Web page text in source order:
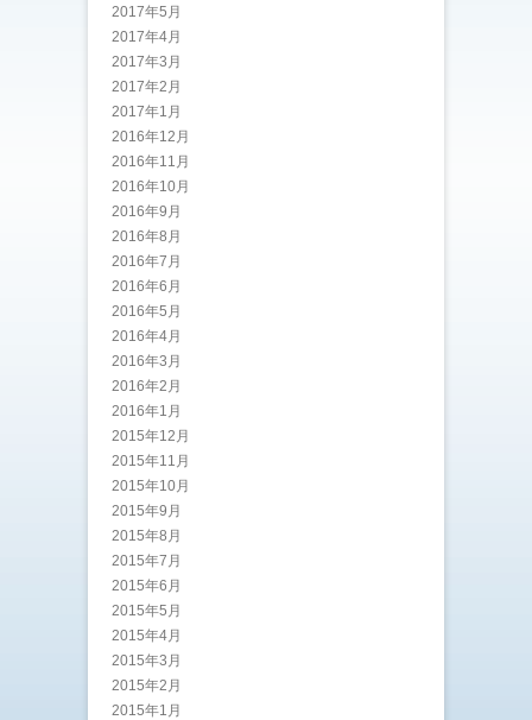
2017年5月
2017年4月
2017年3月
2017年2月
2017年1月
2016年12月
2016年11月
2016年10月
2016年9月
2016年8月
2016年7月
2016年6月
2016年5月
2016年4月
2016年3月
2016年2月
2016年1月
2015年12月
2015年11月
2015年10月
2015年9月
2015年8月
2015年7月
2015年6月
2015年5月
2015年4月
2015年3月
2015年2月
2015年1月